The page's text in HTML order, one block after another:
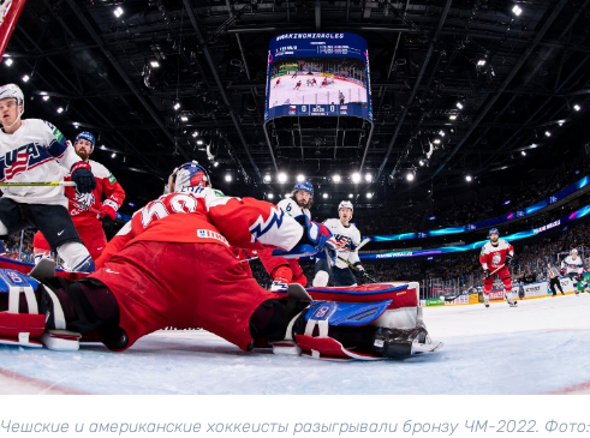
Чешские и американские хоккеисты разыгрывали бронзу ЧМ-2022.